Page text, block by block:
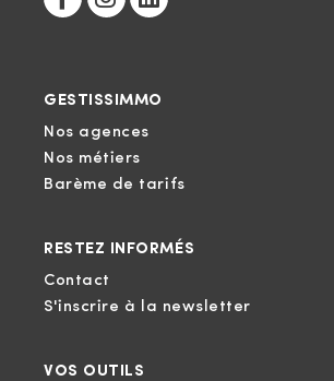
GESTISSIMMO
Nos agences
Nos métiers
Barème de tarifs
RESTEZ INFORMÉS
Contact
S'inscrire à la newsletter
VOS OUTILS